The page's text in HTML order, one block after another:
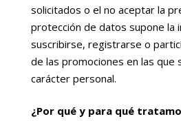
solicitados o el no aceptar la
protección de datos supone la
suscribirse, registrarse o
de las promociones en las que
carácter personal.
¿Por qué y para qué